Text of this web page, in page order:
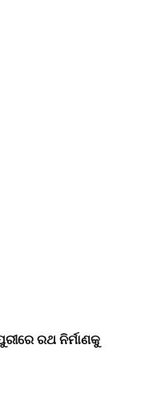
ରଥ ନିର୍ମାଣକୁ